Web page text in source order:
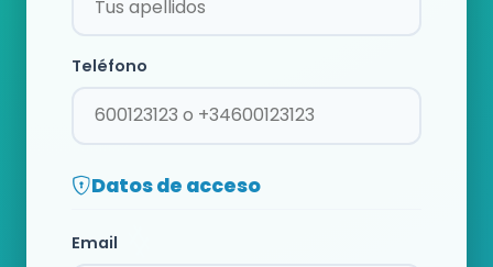
Teléfono
Datos de acceso
Email